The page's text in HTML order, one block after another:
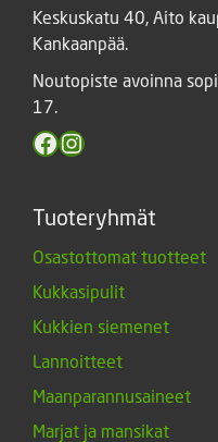
Keskuskatu 40, Aito
Kankaanpää.
Noutopiste avoinna
17.
Facebook
Instagram
Tuoteryhmät
Osastottomat tuotteet
Kukkasipulit
Kukkien siemenet
Lannoitteet
Maanparannusaineet
Marjat ja mansikat